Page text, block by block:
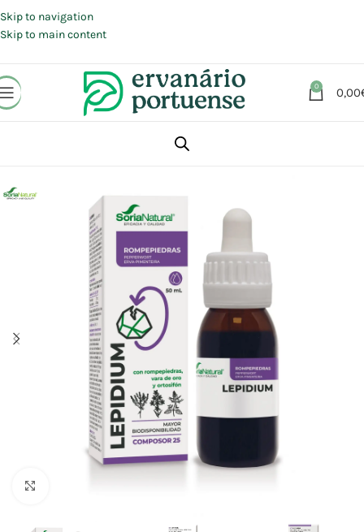
Skip to navigation
Skip to main content
0 0,00
Suplementos alimentares